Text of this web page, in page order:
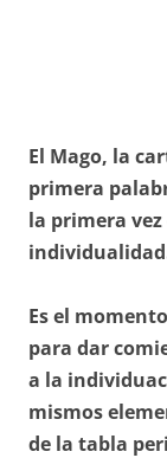
El Mago, la
primera
la primera vez
Es el
para dar
a la
mismos
de la tabla